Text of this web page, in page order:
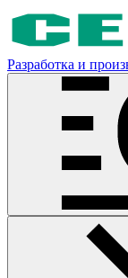
Разработка и